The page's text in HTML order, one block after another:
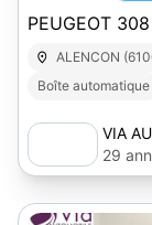
PEUGEOT
ALENCON
Boîte automatique
VIA
29